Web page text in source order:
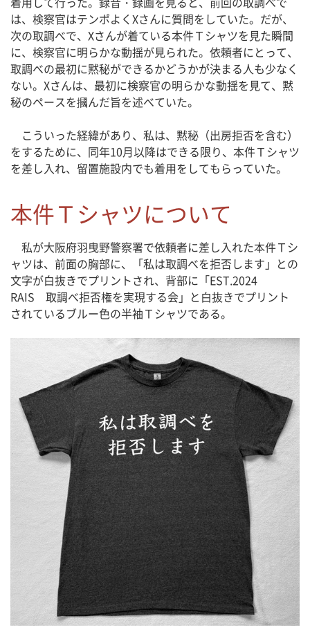
は、検察官はテンポよくXさんに質問をしていた。だが、
次の取調べで、Xさんが着ている本件Ｔシャツを見た瞬間
に、検察官に明らかな動揺が見られた。依頼者にとって、
取調べの最初に黙秘ができるかどうかが決まる人も少なく
ない。Xさんは、最初に検察官の明らかな動揺を見て、黙
秘のペースを摑んだ旨を述べていた。
こういった経緯があり、私は、黙秘（出房拒否を含む）
をするために、同年10月以降はできる限り、本件Ｔシャツ
を差し入れ、留置施設内でも着用をしてもらっていた。
本件Ｔシャツについて
私が大阪府羽曳野警察署で依頼者に差し入れた本件Ｔシ
ャツは、前面の胸部に、「私は取調べを拒否します」との
文字が白抜きでプリントされ、背部に「EST.2024
RAIS 取調べ拒否権を実現する会」と白抜きでプリント
されているブルー色の半袖Ｔシャツである。